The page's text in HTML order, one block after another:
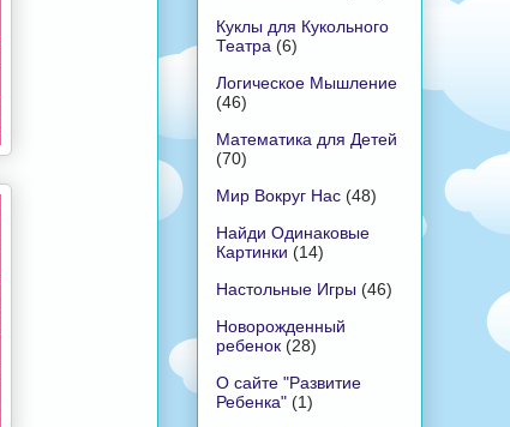
Куклы для Кукольного
Театра (6)
Логическое Мышление
(46)
Математика для Детей
(70)
Мир Вокруг Нас (48)
Найди Одинаковые
Картинки (14)
Настольные Игры (46)
Новорожденный
ребенок (28)
О сайте "Развитие
Ребенка" (1)